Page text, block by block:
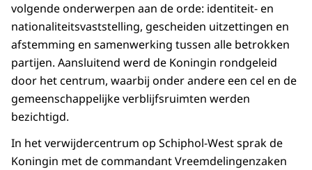
volgende onderwerpen aan de orde: identiteit- en
nationaliteitsvaststelling, gescheiden uitzettingen en
afstemming en samenwerking tussen alle betrokken
partijen. Aansluitend werd de Koningin rondgeleid
door het centrum, waarbij onder andere een cel en de
gemeenschappelijke verblijfsruimten werden
bezichtigd.
In het verwijdercentrum op Schiphol-West sprak de
Koningin met de commandant Vreemdelingenzaken